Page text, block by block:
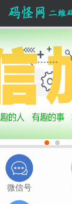
微信号